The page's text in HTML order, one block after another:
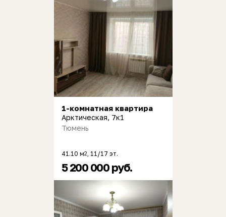
1-комнатная квартира
Арктическая, 7к1
Тюмень
41.10 м2 , 11/17 эт.
5 200 000 руб.